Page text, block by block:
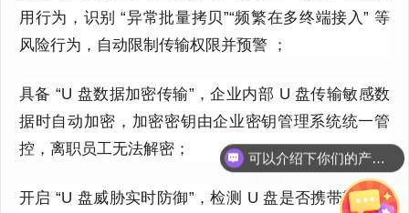
用行为，识别 “异常批量拷贝”“频繁在多终端接入” 等
风险行为，自动限制传输权限并预警 ；
具备 “U 盘数据加密传输”，企业内部 U 盘传输敏感数
据时自动加密，加密密钥由企业密钥管理系统统一管
控，离职员工无法解密；
开启 “U 盘威胁实时防御”，检测 U 盘是否携带勒索病
你们是怎么收费的呢？